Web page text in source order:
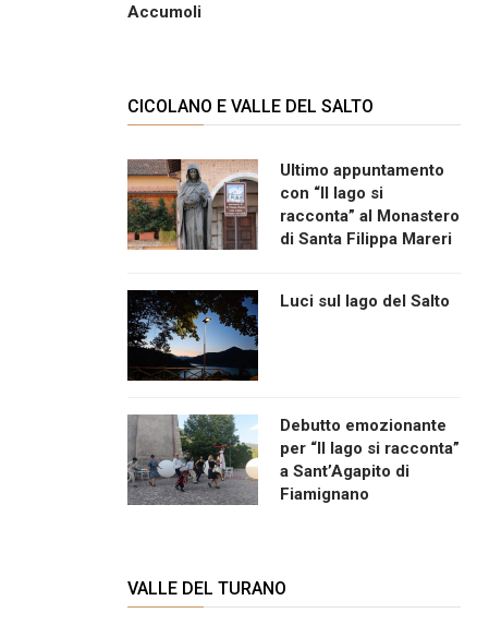
Accumoli
CICOLANO E VALLE DEL SALTO
Ultimo appuntamento
con “Il lago si
racconta” al Monastero
di Santa Filippa Mareri
Luci sul lago del Salto
Debutto emozionante
per “Il lago si racconta”
a Sant’Agapito di
Fiamignano
VALLE DEL TURANO